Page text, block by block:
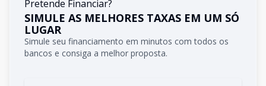
Pretende Financiar?
SIMULE AS MELHORES TAXAS EM UM SÓ
LUGAR
Simule seu financiamento em minutos com todos os
bancos e consiga a melhor proposta.